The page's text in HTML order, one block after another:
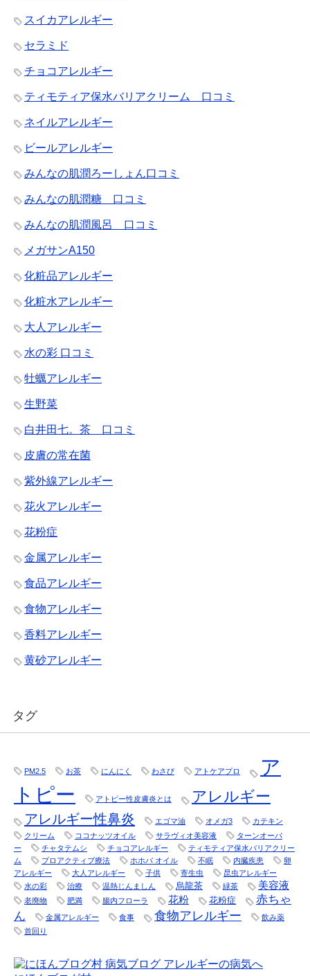
スイカアレルギー
セラミド
チョコアレルギー
ティモティア保水バリアクリーム 口コミ
ネイルアレルギー
ビールアレルギー
みんなの肌潤ろーしょん口コミ
みんなの肌潤糖 口コミ
みんなの肌潤風呂 口コミ
メガサンA150
化粧品アレルギー
化粧水アレルギー
大人アレルギー
水の彩 口コミ
牡蠣アレルギー
生野菜
白井田七。茶 口コミ
皮膚の常在菌
紫外線アレルギー
花火アレルギー
花粉症
金属アレルギー
食品アレルギー
食物アレルギー
香料アレルギー
黄砂アレルギー
タグ
PM2.5 お茶 にんにく わさび アトケアプロ
ア
トピー
アトピー性皮膚炎とは アレルギー
アレルギー性鼻炎 エゴマ油 オメガ3
カテキン
クリーム
ココナッツオイル サラヴィオ美容液
ターンオーバ
ー
チャタテムシ チョコアレルギー
ティモティア保水バリアクリー
ム
プロアクティブ療法 ホホバ オイル 不眠 内臓疾患
卵
アレルギー
大人アレルギー 子供 寄生虫
昆虫アレルギー
水の彩
治療 温熱じんましん 烏龍茶 緑茶 美容液
老廃物 肥満 腸内フローラ 花粉 花粉症
赤ちゃ
ん
金属アレルギー 食事 食物アレルギー
飲み薬
首回り